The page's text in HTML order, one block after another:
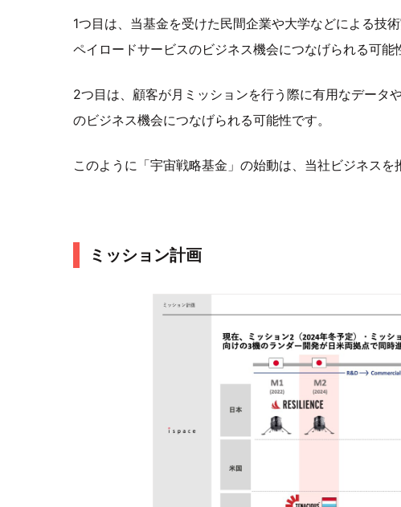
1つ目は、当基金を受けた民間企業や大学などによる技
ペイロードサービスのビジネス機会につなげられる可能
2つ目は、顧客が月ミッションを行う際に有用なデータ
のビジネス機会につなげられる可能性です。
このように「宇宙戦略基金」の始動は、当社ビジネスを
ミッション計画